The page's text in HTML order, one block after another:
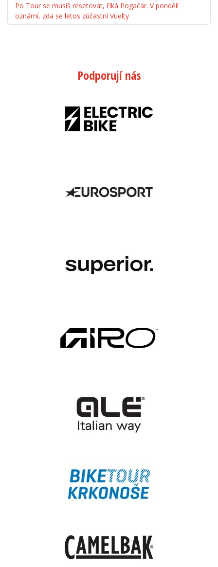
Po Tour se musíš resetovat, říká Pogačar. V pondělí
oznámí, zda se letos zúčastní Vuelty
Podporují nás